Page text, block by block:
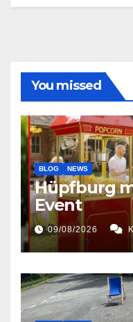
You missed
BLOG NEWS
Hüpfburg
Event
09/08/2026